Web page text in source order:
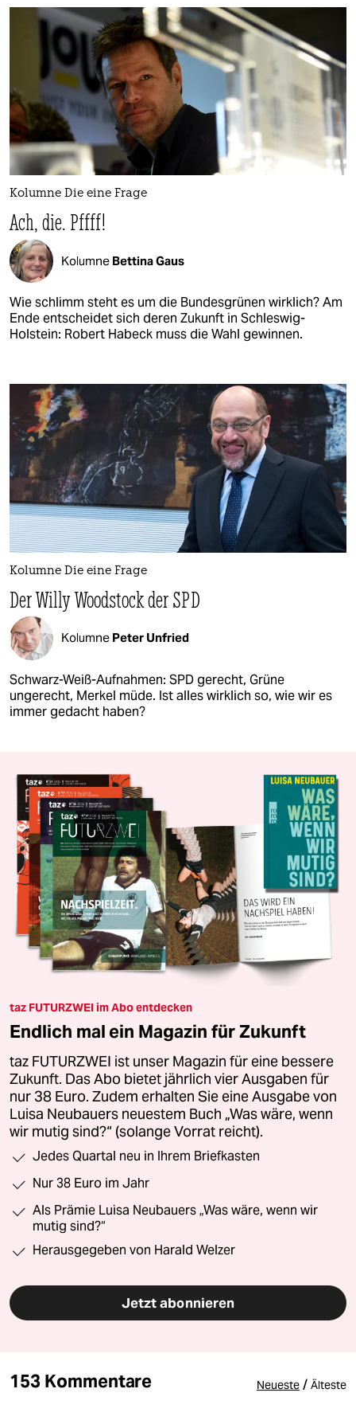
Kolumne Die eine Frage
Ach, die. Pffff!
Kolumne Bettina Gaus
Wie schlimm steht es um die Bundesgrünen wirklich? Am
Ende entscheidet sich deren Zukunft in Schleswig-
Holstein: Robert Habeck muss die Wahl gewinnen.
Kolumne Die eine Frage
Der Willy Woodstock der SPD
Kolumne Peter Unfried
Schwarz-Weiß-Aufnahmen: SPD gerecht, Grüne
ungerecht, Merkel müde. Ist alles wirklich so, wie wir es
immer gedacht haben?
taz FUTURZWEI im Abo entdecken
Endlich mal ein Magazin für Zukunft
taz FUTURZWEI ist unser Magazin für eine bessere
Zukunft. Das Abo bietet jährlich vier Ausgaben für
nur 38 Euro. Zudem erhalten Sie eine Ausgabe von
Luisa Neubauers neuestem Buch „Was wäre, wenn
wir mutig sind?“ (solange Vorrat reicht).
Jedes Quartal neu in Ihrem Briefkasten
Nur 38 Euro im Jahr
Als Prämie Luisa Neubauers „Was wäre, wenn wir
mutig sind?“
Herausgegeben von Harald Welzer
Jetzt abonnieren
153 Kommentare Neueste / Älteste